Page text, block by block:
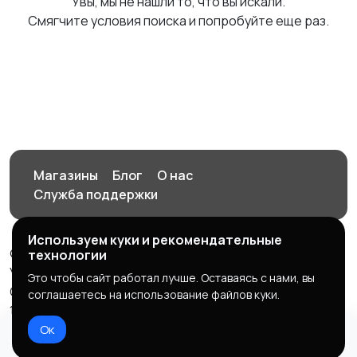
Смягчите условия поиска и попробуйте еще раз.
Магазины Блог
О нас
Служба поддержки
© 2026 Орен-АЙ - Авто | Недвижимость | Работа |
Услуги
Создал Карусов Е.С ООО "ЦПК" ИНН 5609203278 ОГРН
1235600008841
Правила сервиса
Используем куки и рекомендательные
технологии
Это чтобы сайт работал лучше. Оставаясь с нами, вы
соглашаетесь на использование файлов куки.
Ок